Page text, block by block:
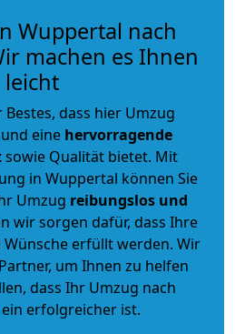
Wuppertal nach
machen es Ihnen
leicht
dass hier Umzug
und eine hervorragende
sowie Qualität bietet. Mit
in Wuppertal können Sie
Umzug reibungslos und
wir sorgen dafür, dass Ihre
erfüllt werden. Wir
um Ihnen zu helfen
dass Ihr Umzug nach
erfolgreicher ist.